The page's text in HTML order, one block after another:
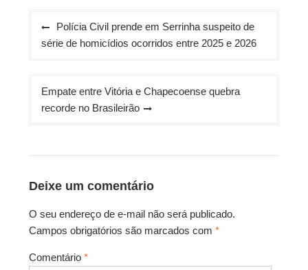
Navegação
de
Polícia Civil prende em Serrinha suspeito de
série de homicídios ocorridos entre 2025 e 2026
Empate entre Vitória e Chapecoense quebra
recorde no Brasileirão
Deixe um comentário
O seu endereço de e-mail não será publicado.
Campos obrigatórios são marcados com *
Comentário *